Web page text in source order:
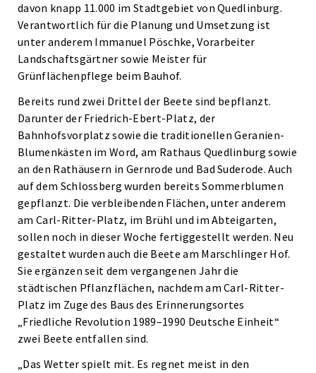
davon knapp 11.000 im Stadtgebiet von Quedlinburg.
Verantwortlich für die Planung und Umsetzung ist
unter anderem Immanuel Pöschke, Vorarbeiter
Landschaftsgärtner sowie Meister für
Grünflächenpflege beim Bauhof.
Bereits rund zwei Drittel der Beete sind bepflanzt.
Darunter der Friedrich-Ebert-Platz, der
Bahnhofsvorplatz sowie die traditionellen Geranien-
Blumenkästen im Word, am Rathaus Quedlinburg sowie
an den Rathäusern in Gernrode und Bad Suderode. Auch
auf dem Schlossberg wurden bereits Sommerblumen
gepflanzt. Die verbleibenden Flächen, unter anderem
am Carl-Ritter-Platz, im Brühl und im Abteigarten,
sollen noch in dieser Woche fertiggestellt werden. Neu
gestaltet wurden auch die Beete am Marschlinger Hof.
Sie ergänzen seit dem vergangenen Jahr die
städtischen Pflanzflächen, nachdem am Carl-Ritter-
Platz im Zuge des Baus des Erinnerungsortes
„Friedliche Revolution 1989–1990 Deutsche Einheit“
zwei Beete entfallen sind.
„Das Wetter spielt mit. Es regnet meist in den